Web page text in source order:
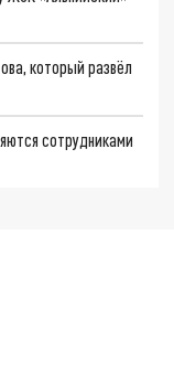
который развёл
сотрудниками